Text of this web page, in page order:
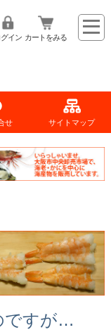
グイン カートをみる
せ サイトマップ
ですが…